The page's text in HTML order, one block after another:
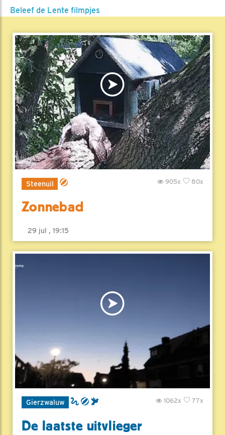
Beleef de Lente filmpjes
Steenuil 80x
905x
Zonnebad
29 jul , 19:15
Gierzwaluw 77x
1062x
De laatste uitvlieger